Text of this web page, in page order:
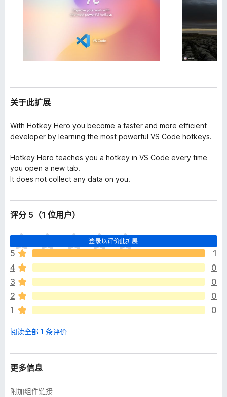
关于此扩展
With Hotkey Hero you become a faster and more efficient
developer by learning the most powerful VS Code hotkeys.
Hotkey Hero teaches you a hotkey in VS Code every time
you open a new tab.
It does not collect any data on you.
评分 5（1 位用户）
登录以评价此扩展
目
前
尚
无
评
分
5
1
4
0
3
0
2
0
1
0
阅读全部 1 条评价
更多信息
附加组件链接